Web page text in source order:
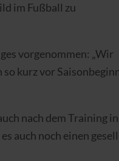
im Fußball zu
vorgenommen: „Wir
so kurz vor
nach dem Training
auch noch einen